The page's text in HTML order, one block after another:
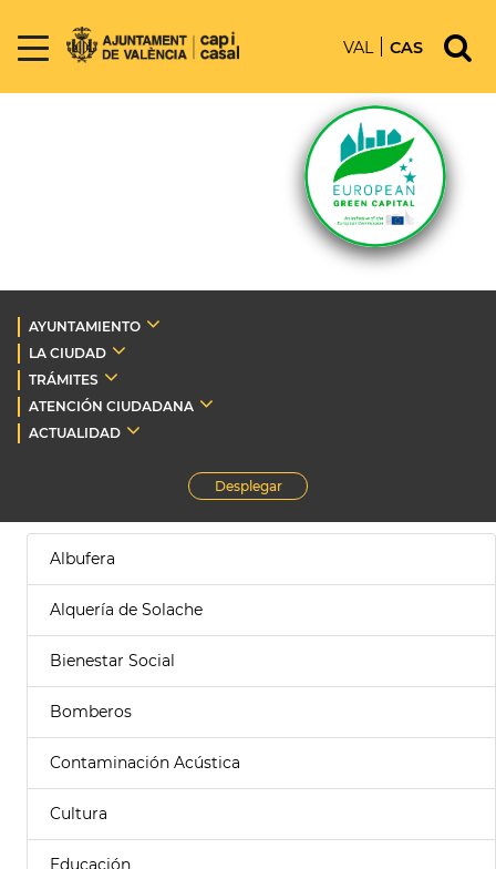
VAL CAS
AYUNTAMIENTO
LA CIUDAD
TRÁMITES
ATENCIÓN CIUDADANA
ACTUALIDAD
Desplegar
Albufera
Alquería de Solache
Bienestar Social
Bomberos
Contaminación Acústica
Cultura
Educación